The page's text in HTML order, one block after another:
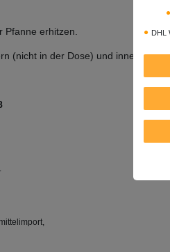
erhitzen.
(nicht in der Dose) und innerhalb 3
DHL